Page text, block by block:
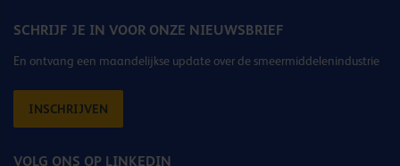
SCHRIJF JE IN VOOR ONZE NIEUWSBRIEF
En ontvang een maandelijkse update over de smeermiddelenindustrie
INSCHRIJVEN
VOLG ONS OP LINKEDIN